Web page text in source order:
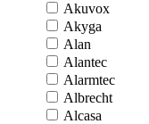
Akuvox
Akyga
Alan
Alantec
Alarmtec
Albrecht
Alcasa